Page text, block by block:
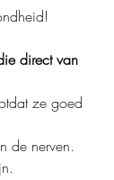
direct van
ze goed
de nerven.